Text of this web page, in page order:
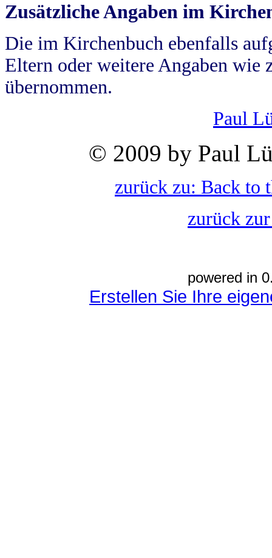
Zusätzliche Angaben im
Die im Kirchenbuch ebenfalls
Eltern oder weitere Angaben wie
übernommen.
Paul
© 2009 by Paul
zurück zu: Back to
zurück
powered in
Erstellen Sie Ihre